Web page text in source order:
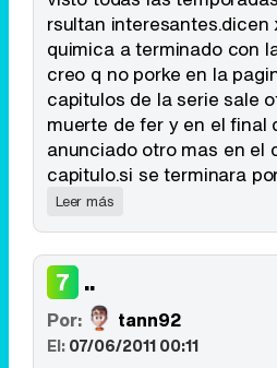
rsultan
quimica a terminado con
creo q no porke en la
capitulos de la serie sale
muerte de fer y en el final
anunciado otro mas en el
capitulo.si se terminara
Leer más
7 ..
Por: tann92
El:07/06/2011 00:11